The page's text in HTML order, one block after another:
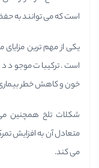
است که می توانند به
یکی از مهم ترین
است. ترکیبات موجود
خون و کاهش خطر
شکلات تلخ همچنین
متعادل آن به افزایش
می کند.